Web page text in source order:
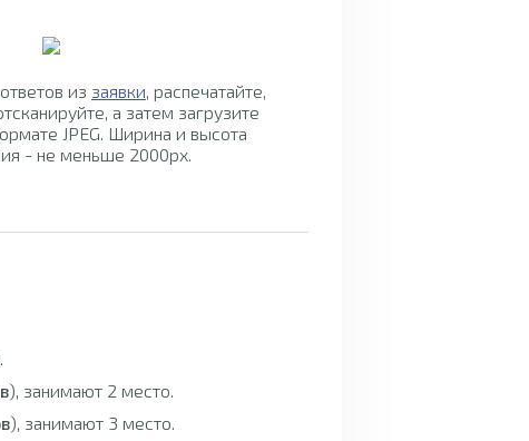
из заявки, распечатайте,
а затем загрузите
JPEG. Ширина и высота
- не меньше 2000px.
), занимают 2 место.
), занимают 3 место.